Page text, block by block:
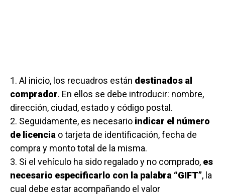
1. Al inicio, los recuadros están destinados al
comprador. En ellos se debe introducir: nombre,
dirección, ciudad, estado y código postal.
2. Seguidamente, es necesario indicar el número
de licencia o tarjeta de identificación, fecha de
compra y monto total de la misma.
3. Si el vehículo ha sido regalado y no comprado, es
necesario especificarlo con la palabra “GIFT”, la
cual debe estar acompañando el valor